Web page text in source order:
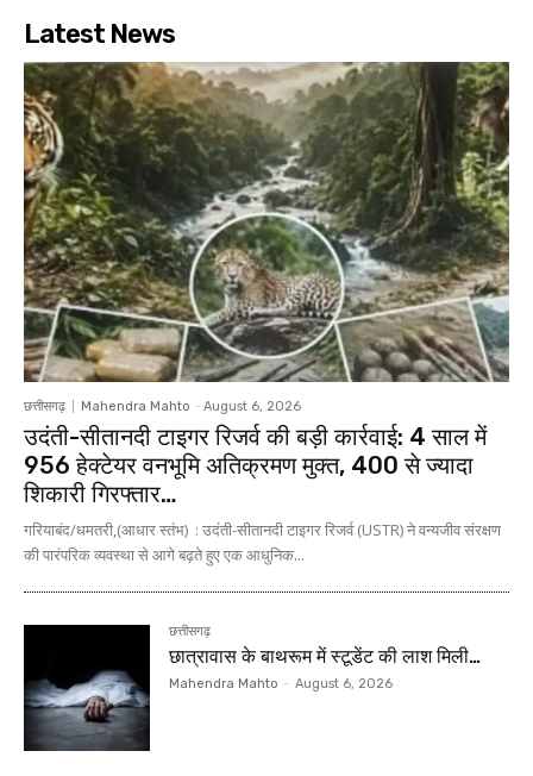
Latest News
छत्तीसगढ़ Mahendra Mahto - August 6, 2026
उदंती-सीतानदी टाइगर रिजर्व की बड़ी कार्रवाई: 4 साल में
956 हेक्टेयर वनभूमि अतिक्रमण मुक्त, 400 से ज्यादा
शिकारी गिरफ्तार…
गरियाबंद/धमतरी,(आधार स्तंभ) : उदंती-सीतानदी टाइगर रिजर्व (USTR) ने वन्यजीव संरक्षण
की पारंपरिक व्यवस्था से आगे बढ़ते हुए एक आधुनिक...
छत्तीसगढ़
छात्रावास के बाथरूम में स्टूडेंट की लाश मिली…
Mahendra Mahto - August 6, 2026